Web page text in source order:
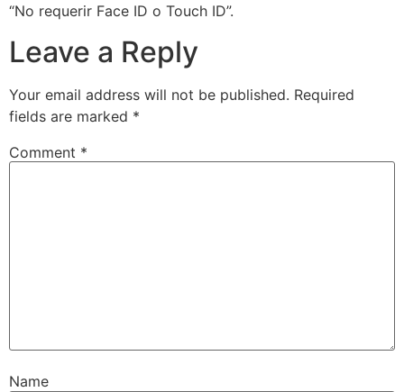
“No requerir Face ID o Touch ID”.
Leave a Reply
Your email address will not be published. Required
fields are marked *
Comment *
Name